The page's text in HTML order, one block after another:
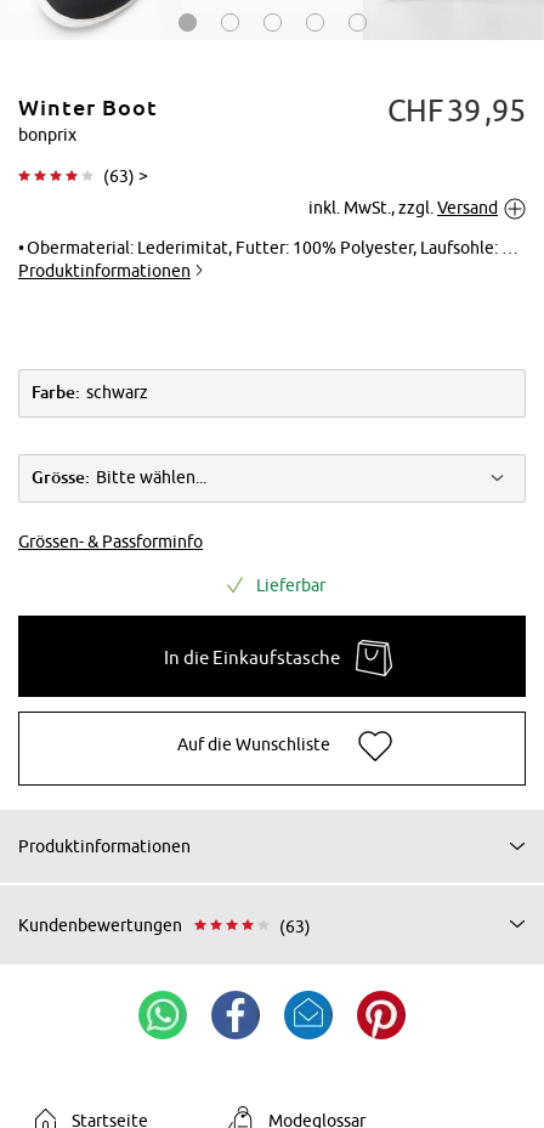
Tippen zum
Vergrößern
Winter Boot
bonprix
(63) >
CHF39 95
inkl. MwSt., zzgl. Versand
Obermaterial: Lederimitat, Futter: 100% Polyester, Laufsohle: Synthetik, Innensohle: 100% Polyester
Produktinformationen
Farbe: schwarz
Grösse: Bitte wählen...
Grössen- & Passforminfo
Lieferbar
In die Einkaufstasche
Auf die Wunschliste
Produktinformationen
Kundenbewertungen (63)
Startseite Modeglossar